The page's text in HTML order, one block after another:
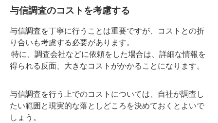
与信調査のコストを考慮する
与信調査を丁寧に行うことは重要ですが、コストとの折
り合いも考慮する必要があります。
特に、調査会社などに依頼をした場合は、詳細な情報を
得られる反面、大きなコストがかかることになります。
与信調査を行う上でのコストについては、自社が調査し
たい範囲と現実的な落としどころを決めておくとよいで
しょう。